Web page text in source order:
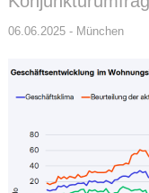
06.06.2025 - München